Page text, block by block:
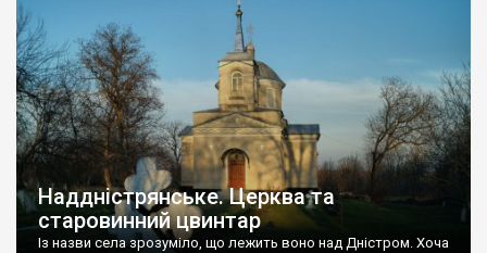
збереглися, написані кирилицею, церковнослов’янською
мовою. За всіма традиційними ознаками – цвинтар
український. Хрести датуються 19 століттям. У 1924-1940
роках Болган […]
Наддністрянське. Церква та
старовинний цвинтар
Із назви села зрозуміло, що лежить воно над Дністром. Хоча